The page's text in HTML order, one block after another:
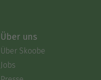
Über uns
Über Skoobe
Jobs